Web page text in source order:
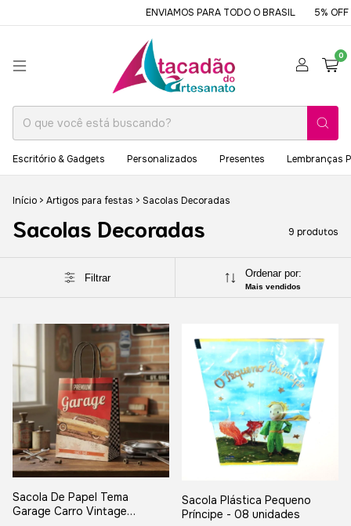
ENVIAMOS PARA TODO O BRASIL 5% OFF NO
0
Escritório & Gadgets Personalizados Presentes Lembranças
Início > Artigos para festas > Sacolas Decoradas
Sacolas Decoradas 9 produtos
Filtrar Ordenar por:
Mais vendidos
Sacola De Papel Tema
Garage Carro Vintage
Sacola Plástica Pequeno
Príncipe - 08 unidades